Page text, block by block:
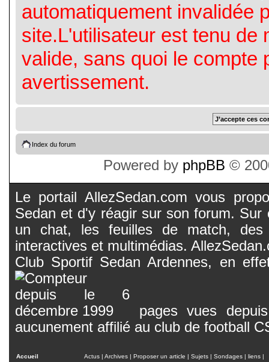
automatiquement invalidée
site.L'utilisateur est tenu de
valide, sans quoi le compte
avertissement.
Index du forum
Powered by phpBB ©
Le portail AllezSedan.com vous
Sedan et d'y réagir sur son forum.
un chat, les feuilles de match, des
interactives et multimédias.
Club Sportif Sedan Ardennes, en
pages vues
aucunement affilié au club de football
Accueil Actus | Archives | Proposer un article | Sujets | Sondages | liens |